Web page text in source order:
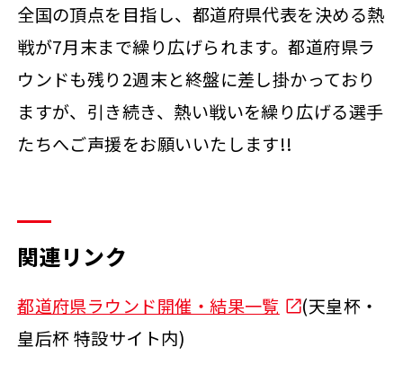
全国の頂点を目指し、都道府県代表を決める熱
戦が7月末まで繰り広げられます。都道府県ラ
ウンドも残り2週末と終盤に差し掛かっており
ますが、引き続き、熱い戦いを繰り広げる選手
たちへご声援をお願いいたします!!
関連リンク
都道府県ラウンド開催・結果一覧
(天皇杯・
皇后杯 特設サイト内)